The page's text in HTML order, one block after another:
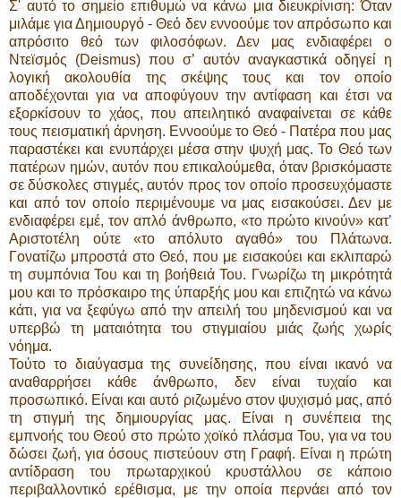
Σ' αυτό το σημείο επιθυμώ να κάνω μια διευκρίνιση: Όταν
μιλάμε για Δημιουργό - Θεό δεν εννοούμε τον απρόσωπο και
απρόσιτο θεό των φιλοσόφων. Δεν μας ενδιαφέρει ο
Ντεϊσμός (Deismus) που σ’ αυτόν αναγκαστικά οδηγεί η
λογική ακολουθία της σκέψης τους και τον οποίο
αποδέχονται για να αποφύγουν την αντίφαση και έτσι να
εξορκίσουν το χάος, που απειλητικό αναφαίνεται σε κάθε
τους πεισματική άρνηση. Εννοούμε το Θεό - Πατέρα που μας
παραστέκει και ενυπάρχει μέσα στην ψυχή μας. Το Θεό των
πατέρων ημών, αυτόν που επικαλούμεθα, όταν βρισκόμαστε
σε δύσκολες στιγμές, αυτόν προς τον οποίο προσευχόμαστε
και από τον οποίο περιμένουμε να μας εισακούσει. Δεν με
ενδιαφέρει εμέ, τον απλό άνθρωπο, «το πρώτο κινούν» κατ’
Αριστοτέλη ούτε «το απόλυτο αγαθό» του Πλάτωνα.
Γονατίζω μπροστά στο Θεό, που με εισακούει και εκλιπαρώ
τη συμπόνια Του και τη βοήθειά Του. Γνωρίζω τη μικρότητά
μου και το πρόσκαιρο της ύπαρξής μου και επιζητώ να κάνω
κάτι, για να ξεφύγω από την απειλή του μηδενισμού και να
υπερβώ τη ματαιότητα του στιγμιαίου μιάς ζωής χωρίς
νόημα.
Τούτο το διαύγασμα της συνείδησης, που είναι ικανό να
αναθαρρήσει κάθε άνθρωπο, δεν είναι τυχαίο και
προσωπικό. Είναι και αυτό ριζωμένο στον ψυχισμό μας, από
τη στιγμή της δημιουργίας μας. Είναι η συνέπεια της
εμπνοής του Θεού στο πρώτο χοϊκό πλάσμα Του, για να του
δώσει ζωή, για όσους πιστεύουν στη Γραφή. Είναι η πρώτη
αντίδραση του πρωταρχικού κρυστάλλου σε κάποιο
περιβαλλοντικό ερέθισμα, με την οποία περνάει από τον